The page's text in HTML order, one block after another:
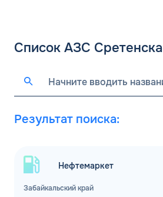
Список АЗС Сретенска
Результат поиска:
Забайкальский край
Нефтемаркет